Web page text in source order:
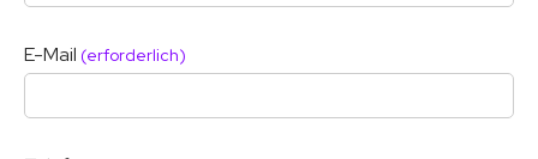
E-Mail (erforderlich)